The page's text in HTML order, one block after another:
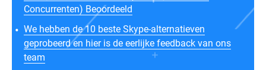
Concurrenten) Beoordeeld
We hebben de 10 beste Skype-alternatieven
geprobeerd en hier is de eerlijke feedback van ons
team